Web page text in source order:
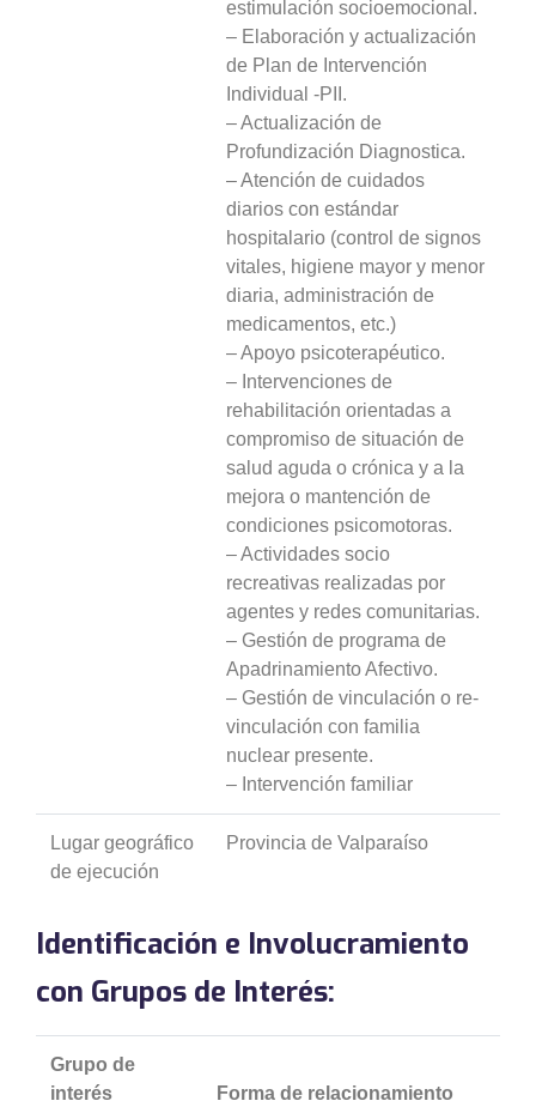
estimulación socioemocional.
– Elaboración y actualización
de Plan de Intervención
Individual -PII.
– Actualización de
Profundización Diagnostica.
– Atención de cuidados
diarios con estándar
hospitalario (control de signos
vitales, higiene mayor y menor
diaria, administración de
medicamentos, etc.)
– Apoyo psicoterapéutico.
– Intervenciones de
rehabilitación orientadas a
compromiso de situación de
salud aguda o crónica y a la
mejora o mantención de
condiciones psicomotoras.
– Actividades socio
recreativas realizadas por
agentes y redes comunitarias.
– Gestión de programa de
Apadrinamiento Afectivo.
– Gestión de vinculación o re-
vinculación con familia
nuclear presente.
– Intervención familiar
Lugar geográfico
de ejecución
Provincia de Valparaíso
Identificación e Involucramiento
con Grupos de Interés:
Grupo de
interés
Forma de relacionamiento